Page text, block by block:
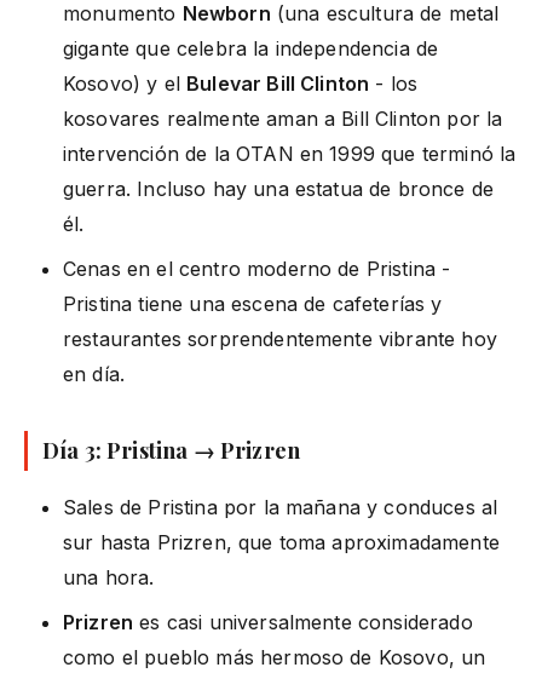
monumento Newborn (una escultura de metal
gigante que celebra la independencia de
Kosovo) y el Bulevar Bill Clinton - los
kosovares realmente aman a Bill Clinton por la
intervención de la OTAN en 1999 que terminó la
guerra. Incluso hay una estatua de bronce de
él.
Cenas en el centro moderno de Pristina -
Pristina tiene una escena de cafeterías y
restaurantes sorprendentemente vibrante hoy
en día.
Día 3: Pristina → Prizren
Sales de Pristina por la mañana y conduces al
sur hasta Prizren, que toma aproximadamente
una hora.
Prizren es casi universalmente considerado
como el pueblo más hermoso de Kosovo, un